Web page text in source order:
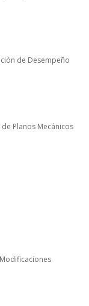
de Desempeño
Planos Mecánicos